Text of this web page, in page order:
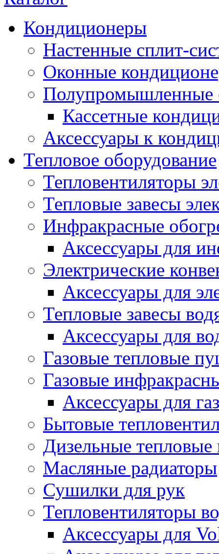
Кондиционеры
Настенные сплит-
Оконные
Полупромышленные
Кассетные
Аксессуары к
Тепловое оборудование
Тепловентиляторы
Тепловые завесы
Инфракрасные
Аксессуары для
Электрические
Аксессуары для
Тепловые завесы
Аксессуары для
Газовые тепловые
Газовые
Аксессуары для
Бытовые
Дизельные
Масляные радиаторы
Сушилки для рук
Тепловентиляторы
Аксессуары для